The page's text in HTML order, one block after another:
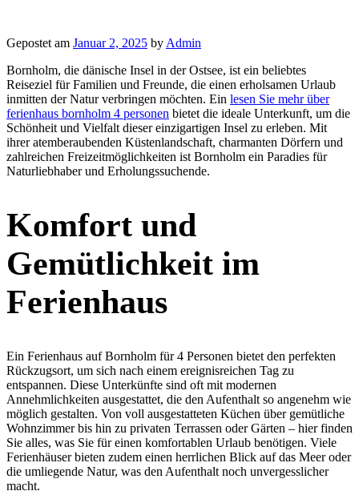
Gepostet am Januar 2, 2025 by Admin
Bornholm, die dänische Insel in der Ostsee, ist ein beliebtes
Reiseziel für Familien und Freunde, die einen erholsamen Urlaub
inmitten der Natur verbringen möchten. Ein lesen Sie mehr über
ferienhaus bornholm 4 personen bietet die ideale Unterkunft, um die
Schönheit und Vielfalt dieser einzigartigen Insel zu erleben. Mit
ihrer atemberaubenden Küstenlandschaft, charmanten Dörfern und
zahlreichen Freizeitmöglichkeiten ist Bornholm ein Paradies für
Naturliebhaber und Erholungssuchende.
Komfort und
Gemütlichkeit im
Ferienhaus
Ein Ferienhaus auf Bornholm für 4 Personen bietet den perfekten
Rückzugsort, um sich nach einem ereignisreichen Tag zu
entspannen. Diese Unterkünfte sind oft mit modernen
Annehmlichkeiten ausgestattet, die den Aufenthalt so angenehm wie
möglich gestalten. Von voll ausgestatteten Küchen über gemütliche
Wohnzimmer bis hin zu privaten Terrassen oder Gärten – hier finden
Sie alles, was Sie für einen komfortablen Urlaub benötigen. Viele
Ferienhäuser bieten zudem einen herrlichen Blick auf das Meer oder
die umliegende Natur, was den Aufenthalt noch unvergesslicher
macht.